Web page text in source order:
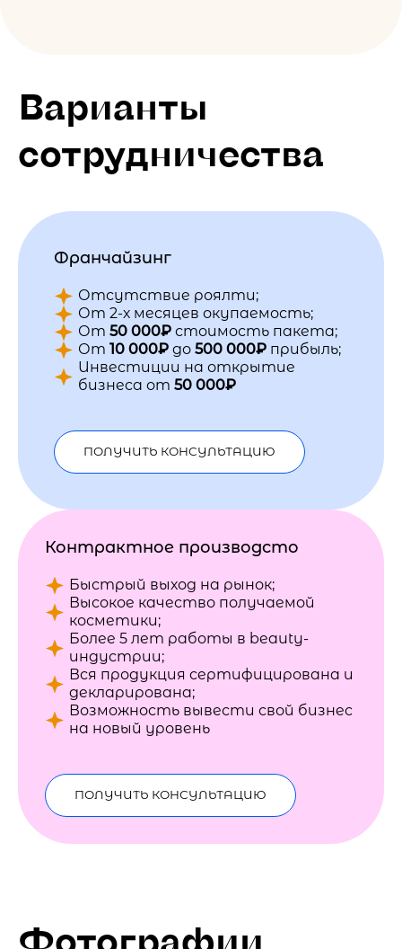
Варианты
сотрудничества
Франчайзинг
Отсутствие роялти;
От 2-х месяцев окупаемость;
От 50 000₽ стоимость пакета;
От 10 000₽ до 500 000₽ прибыль;
Инвестиции на открытие
бизнеса от 50 000₽
ПОЛУЧИТЬ КОНСУЛЬТАЦИЮ
Контрактное производсто
Быстрый выход на рынок;
Высокое качество получаемой
косметики;
Более 5 лет работы в beauty-
индустрии;
Вся продукция сертифицирована и
декларирована;
Возможность вывести свой бизнес
на новый уровень
ПОЛУЧИТЬ КОНСУЛЬТАЦИЮ
Фотографии